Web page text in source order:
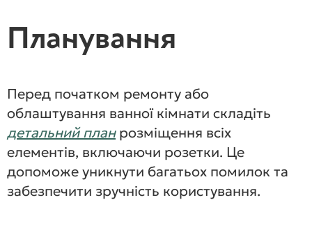
Планування
Перед початком ремонту або
облаштування ванної кімнати складіть
детальний планрозміщення всіх
елементів, включаючи розетки. Це
допоможе уникнути багатьох помилок та
забезпечити зручність користування.